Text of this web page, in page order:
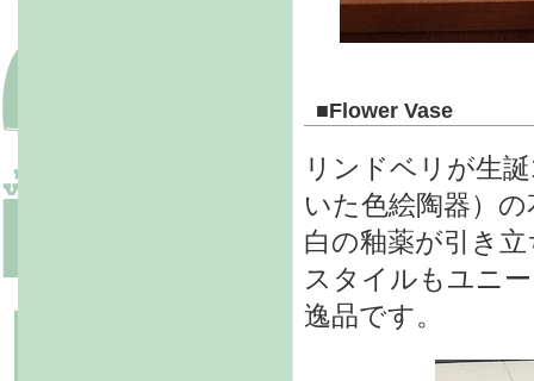
■Flower Vase
リンドベリが生
いた色絵陶器）の
白の釉薬が引き
スタイルもユニ
逸品です。